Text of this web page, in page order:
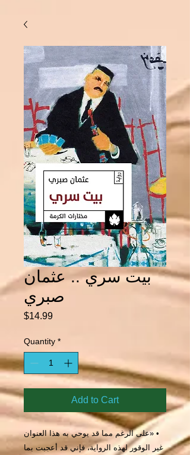
بيت سري .. عثمان
صبري
$14.99Price
Quantity *
Add to Cart
• «على الرغم مما قد يوحي به هذا العنوان
غير الوقور لهذه الرواية، فإني قد أعجبت بما